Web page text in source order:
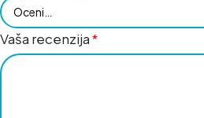
Vaša recenzija*